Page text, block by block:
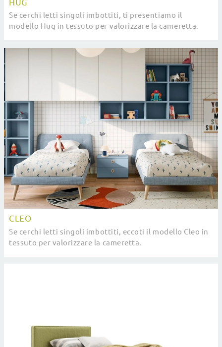
HUG
Se cerchi letti singoli imbottiti, ti presentiamo il
modello Hug in tessuto per valorizzare la cameretta.
CLEO
Se cerchi letti singoli imbottiti, eccoti il modello Cleo in
tessuto per valorizzare la cameretta.